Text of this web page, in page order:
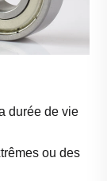
durée de vie
ou des